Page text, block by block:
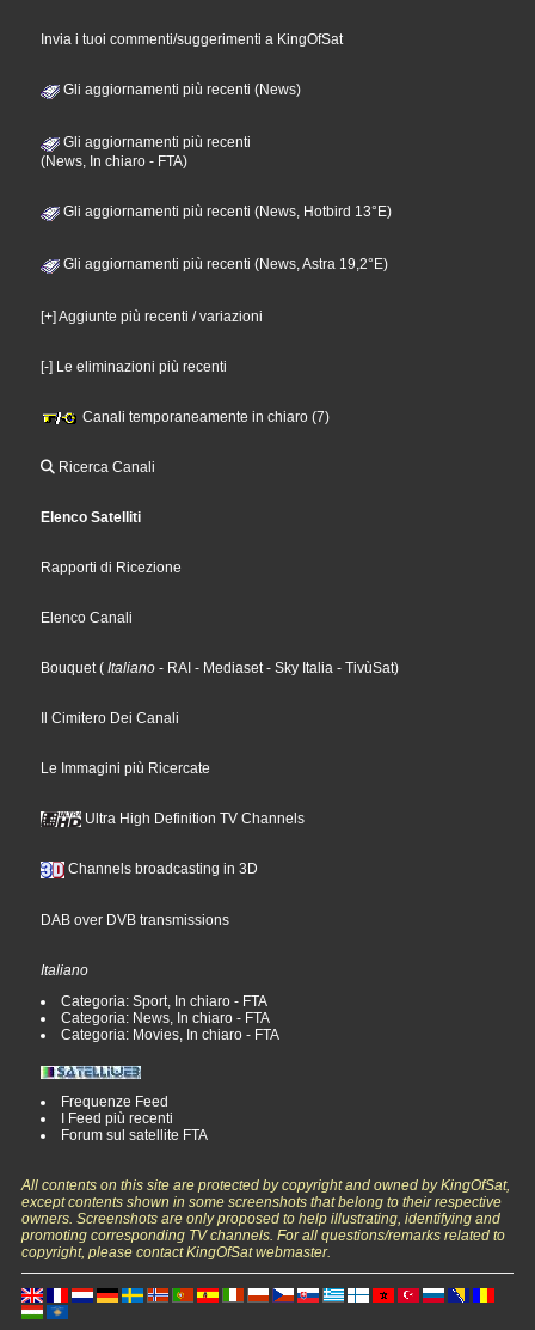
Invia i tuoi commenti/suggerimenti a KingOfSat
Gli aggiornamenti più recenti (News)
Gli aggiornamenti più recenti
(News, In chiaro - FTA)
Gli aggiornamenti più recenti (News, Hotbird 13°E)
Gli aggiornamenti più recenti (News, Astra 19,2°E)
[+] Aggiunte più recenti / variazioni
[-] Le eliminazioni più recenti
Canali temporaneamente in chiaro (7)
Ricerca Canali
Elenco Satelliti
Rapporti di Ricezione
Elenco Canali
Bouquet( Italiano - RAI - Mediaset- Sky Italia - TivùSat)
Il Cimitero Dei Canali
Le Immagini più Ricercate
Ultra High Definition TV Channels
Channels broadcasting in 3D
DAB over DVB transmissions
Italiano
Categoria: Sport, In chiaro - FTA
Categoria: News, In chiaro - FTA
Categoria: Movies, In chiaro - FTA
Frequenze Feed
I Feed più recenti
Forum sul satellite FTA
All contents on this site are protected by copyright and owned by KingOfSat,
except contents shown in some screenshots that belong to their respective
owners. Screenshots are only proposed to help illustrating, identifying and
promoting corresponding TV channels. For all questions/remarks related to
copyright, please contact KingOfSat webmaster.